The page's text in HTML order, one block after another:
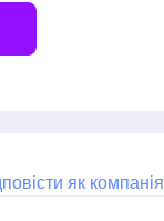
як компанія